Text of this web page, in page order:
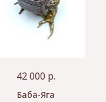
42 000 р.
Баба-Яга